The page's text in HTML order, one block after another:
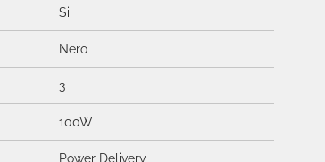
Si
Nero
3
100W
Power Delivery